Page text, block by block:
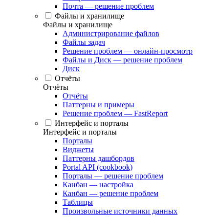
Почта — решение проблем
Файлы и хранилище
Файлы и хранилище
Администрирование файлов
Файлы задач
Решение проблем — онлайн-просмотр
Файлы и Диск — решение проблем
Диск
Отчёты
Отчёты
Отчёты
Паттерны и примеры
Решение проблем — FastReport
Интерфейс и порталы
Интерфейс и порталы
Порталы
Виджеты
Паттерны дашбордов
Portal API (cookbook)
Порталы — решение проблем
Канбан — настройка
Канбан — решение проблем
Таблицы
Произвольные источники данных